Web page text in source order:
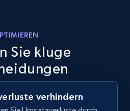
Description, Initial
Reviews count, and
Jetzt anfangen
Sie kluge
verhindern